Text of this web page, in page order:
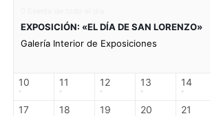
EXPOSICIÓN: «EL DÍA DE SAN LORENZO»
Galería Interior de Exposiciones
10 11 12 13 14
17 18 19 20 21